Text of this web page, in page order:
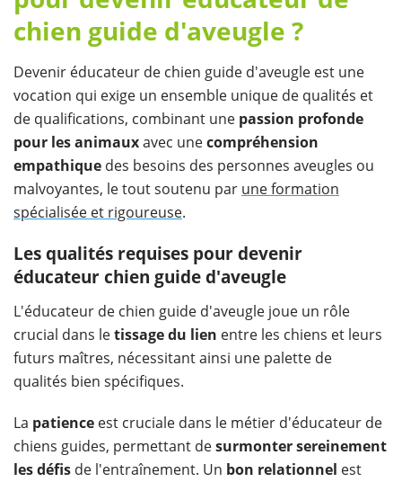
chien guide d'aveugle ?
Devenir éducateur de chien guide d'aveugle est une
vocation qui exige un ensemble unique de qualités et
de qualifications, combinant une passion profonde
pour les animauxavec unecompréhension
empathique des besoins des personnes aveugles ou
malvoyantes, le tout soutenu par une formation
spécialisée et rigoureuse.
Les qualités requises pour devenir
éducateur chien guide d'aveugle
L'éducateur de chien guide d'aveugle joue un rôle
crucial dans letissage du lien entre les chiens et leurs
futurs maîtres, nécessitant ainsi une palette de
qualités bien spécifiques.
La patience est cruciale dans le métier d'éducateur de
chiens guides, permettant desurmonter sereinement
les défis de l'entraînement. Un bon relationnel est